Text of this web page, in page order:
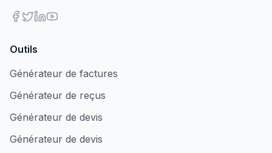
Outils
Générateur de factures
Générateur de reçus
Générateur de devis
Générateur de devis